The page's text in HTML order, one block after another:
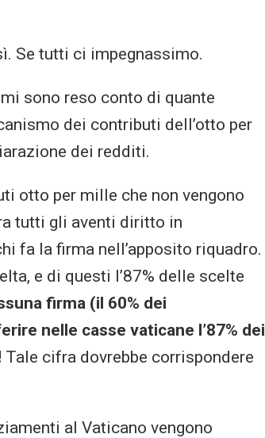
Se tutti ci impegnassimo.
sono reso conto di quante
dei contributi dell’otto per
dei redditi.
otto per mille che non vengono
tutti gli aventi diritto in
fa la firma nell’apposito riquadro.
e di questi l’87% delle scelte
firma (il 60% dei
nelle casse vaticane l’87% dei
Tale cifra dovrebbe corrispondere
al Vaticano vengono